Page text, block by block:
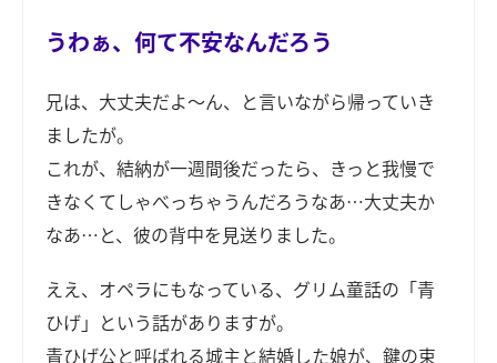
うわぁ、何て不安なんだろう
兄は、大丈夫だよ～ん、と言いながら帰っていき
ましたが。
これが、結納が一週間後だったら、きっと我慢で
きなくてしゃべっちゃうんだろうなあ…大丈夫か
なあ…と、彼の背中を見送りました。
ええ、オペラにもなっている、グリム童話の「青
ひげ」という話がありますが。
青ひげ公と呼ばれる城主と結婚した娘が、鍵の束